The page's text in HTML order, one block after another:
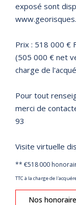
exposé sont
Prix : 518 000 €
(505 000 € net
charge de
Pour tout
merci de
93
Visite virtuelle
** €518 000
TTC à la charge de
Nos